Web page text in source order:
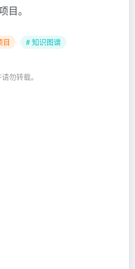
目。
目 # 知识图谱
勿转载。